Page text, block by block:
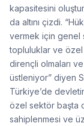
kapasitesini
da altını çizdi.
vermek için genel
topluluklar ve özel
dirençli olmaları
üstleniyor” diyen
Türkiye’de
özel sektör başta
sahiplenmesi ve